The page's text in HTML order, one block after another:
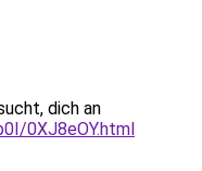
dich an
0XJ8eOY.html